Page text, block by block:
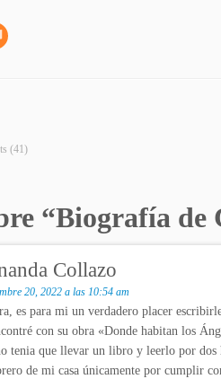
(41)
“Biografía de
Collazo
20, 2022 a las 10:54 am
es para mi un verdadero placer
con su obra «Donde habitan los
tenia que llevar un libro y leerlo por dos
de mi casa únicamente por cumplir